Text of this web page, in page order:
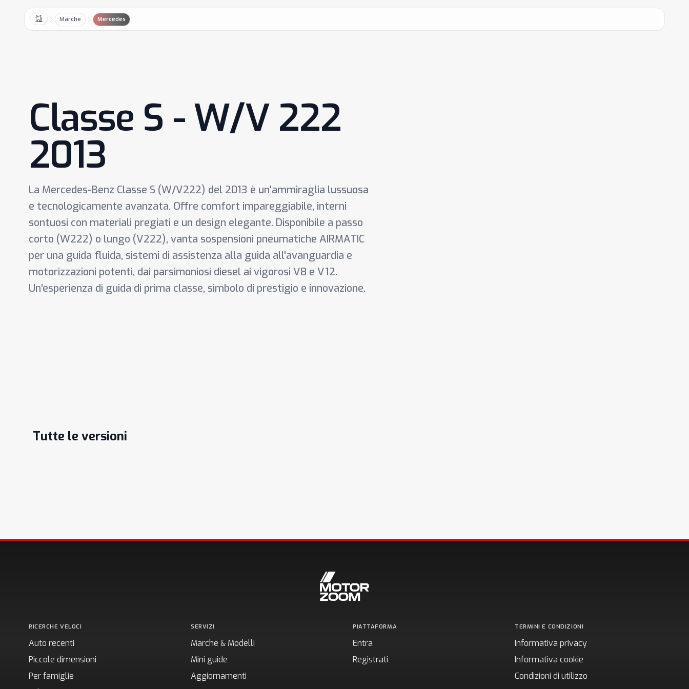
Home Marche Mercedes
Classe S - W/V 222
2013
La Mercedes-Benz Classe S (W/V222) del 2013 è un'ammiraglia lussuosa
e tecnologicamente avanzata. Offre comfort impareggiabile, interni
sontuosi con materiali pregiati e un design elegante. Disponibile a passo
corto (W222) o lungo (V222), vanta sospensioni pneumatiche AIRMATIC
per una guida fluida, sistemi di assistenza alla guida all'avanguardia e
motorizzazioni potenti, dai parsimoniosi diesel ai vigorosi V8 e V12.
Un'esperienza di guida di prima classe, simbolo di prestigio e innovazione.
Tutte le versioni
RICERCHE VELOCI
Auto recenti
Piccole dimensioni
Per famiglie
SERVIZI
Marche & Modelli
Mini guide
Aggiornamenti
PIATTAFORMA
Entra
Registrati
TERMINI E CONDIZIONI
Informativa privacy
Informativa cookie
Condizioni di utilizzo